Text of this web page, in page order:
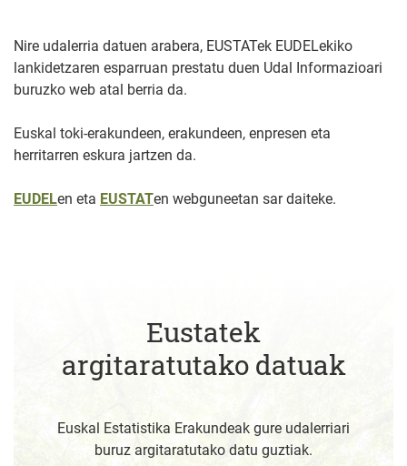
Nire udalerria datuen arabera, EUSTATek EUDELekiko
lankidetzaren esparruan prestatu duen Udal Informazioari
buruzko web atal berria da.
Euskal toki-erakundeen, erakundeen, enpresen eta
herritarren eskura jartzen da.
EUDELen eta EUSTATen webguneetan sar daiteke.
Eustatek
argitaratutako datuak
Euskal Estatistika Erakundeak gure udalerriari
buruz argitaratutako datu guztiak.